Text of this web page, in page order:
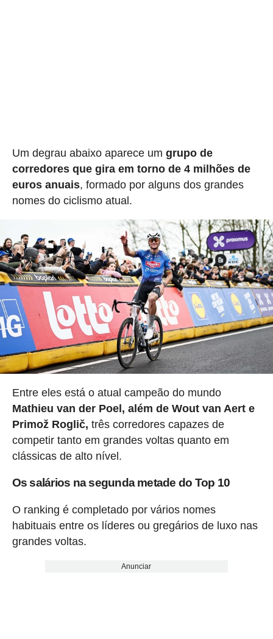
Um degrau abaixo aparece um grupo de
corredores que gira em torno de 4 milhões de
euros anuais, formado por alguns dos grandes
nomes do ciclismo atual.
Entre eles está o atual campeão do mundo
Mathieu van der Poel, além de Wout van Aert e
Primož Roglič, três corredores capazes de
competir tanto em grandes voltas quanto em
clássicas de alto nível.
Os salários na segunda metade do Top 10
O ranking é completado por vários nomes
habituais entre os líderes ou gregários de luxo nas
grandes voltas.
Anunciar